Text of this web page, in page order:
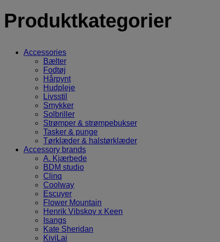
Produktkategorier
Accessories
Bælter
Fodtøj
Hårpynt
Hudpleje
Livsstil
Smykker
Solbriller
Strømper & strømpebukser
Tasker & punge
Tørklæder & halstørklæder
Accessory brands
A. Kjærbede
BDM studio
Clinq
Coolway
Escuyer
Flower Mountain
Henrik Vibskov x Keen
Isangs
Kate Sheridan
KiviLai